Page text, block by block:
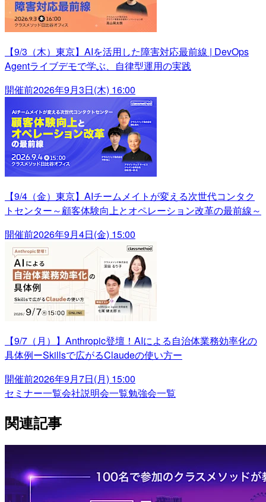
【9/3（木）東京】AIを活用した障害対応最前線 | DevOps
Agentライブデモで学ぶ、自律型運用の実践
開催前2026年9月3日(木) 16:00
【9/4（金）東京】AIチームメイトが変える次世代コンタク
トセンター～顧客体験向上とオペレーション改革の最前線～
開催前2026年9月4日(金) 15:00
【9/7（月）】Anthropic登壇！AIによる自治体業務効率化の
具体例ーSkillsで広がるClaudeの使い方ー
開催前2026年9月7日(月) 15:00
セミナー一覧会社説明会一覧勉強会一覧
関連記事